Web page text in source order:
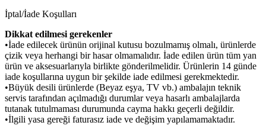
İptal/İade Koşulları
Dikkat edilmesi gerekenler
•İade edilecek ürünün orijinal kutusu bozulmamış olmalı, ürünlerde
çizik veya herhangi bir hasar olmamalıdır. İade edilen ürün tüm yan
ürün ve aksesuarlarıyla birlikte gönderilmelidir. Ürünlerin 14 günde
iade koşullarına uygun bir şekilde iade edilmesi gerekmektedir.
•Büyük desili ürünlerde (Beyaz eşya, TV vb.) ambalajın teknik
servis tarafından açılmadığı durumlar veya hasarlı ambalajlarda
tutanak tutulmaması durumunda cayma hakkı geçerli değildir.
•İlgili yasa gereği faturasız iade ve değişim yapılamamaktadır.